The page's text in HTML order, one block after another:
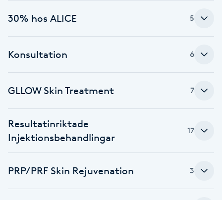
Babylights
Bambumassage
Barnklippning
BIAB
30% hos ALICE 5
Konsultation 6
GLLOW Skin Treatment 7
Resultatinriktade
Injektionsbehandlingar
17
PRP/PRF Skin Rejuvenation 3